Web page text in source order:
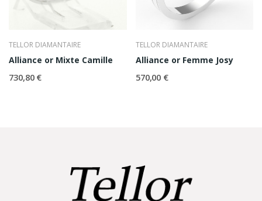
TELLOR DIAMANTAIRE
Alliance or Mixte Camille
730,80 €
TELLOR DIAMANTAIRE
Alliance or Femme Josy
570,00 €